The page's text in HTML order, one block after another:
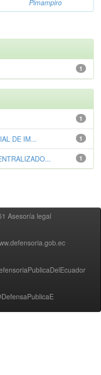
Pimampiro
1
1
1
DE IM...
1
Asesoría legal